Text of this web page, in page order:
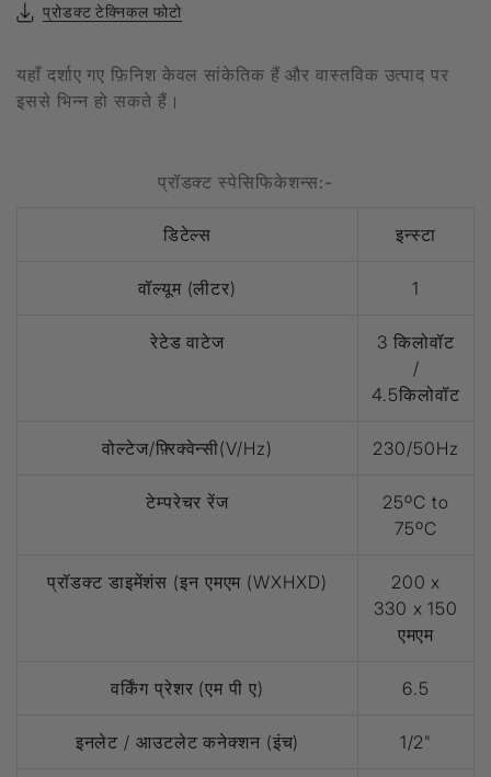
प्रोडक्ट टेक्निकल फोटो
यहाँ दर्शाए गए फ़िनिश केवल सांकेतिक हैं और वास्तविक उत्पाद पर
इससे भिन्न हो सकते हैं।
प्रॉडक्ट स्पेसिफिकेशन्स:-
डिटेल्स इन्स्टा
वॉल्यूम (लीटर) 1
रेटेड वाटेज
3 किलोवॉट
/
4.5किलोवॉट
वोल्टेज/फ़्रिक्वेन्सी(V/Hz) 230/50Hz
टेम्परेचर रेंज
25ºC to
75ºC
प्रॉडक्ट डाइमेंशंस (इन एमएम (WXHXD)
200 x
330 x 150
एमएम
वर्किंग प्रेशर (एम पी ए) 6.5
इनलेट / आउटलेट कनेक्शन (इंच) 1/2"